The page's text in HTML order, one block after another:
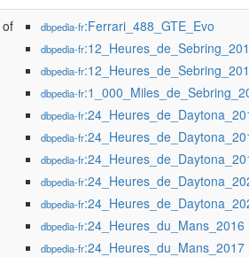
of dbpedia-fr:Ferrari_488_GTE_Evo
dbpedia-fr
dbpedia-fr
dbpedia-fr
dbpedia-fr
dbpedia-fr
dbpedia-fr
dbpedia-fr
dbpedia-fr
dbpedia-fr:24_Heures_du_Mans_2016
dbpedia-fr:24_Heures_du_Mans_2017